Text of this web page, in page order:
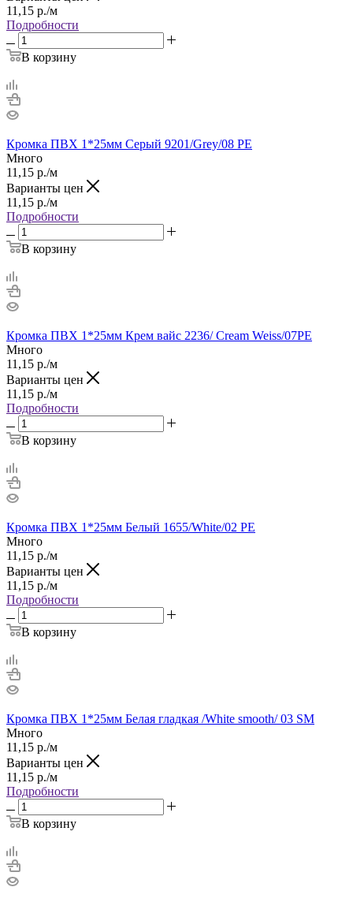
11,15 р./м
Подробности
В корзину
Кромка ПВХ 1*25мм Серый 9201/Grey/08 PE
Много
11,15 р./м
Варианты цен
11,15 р./м
Подробности
В корзину
Кромка ПВХ 1*25мм Крем вайс 2236/ Cream Weiss/07PE
Много
11,15 р./м
Варианты цен
11,15 р./м
Подробности
В корзину
Кромка ПВХ 1*25мм Белый 1655/White/02 PE
Много
11,15 р./м
Варианты цен
11,15 р./м
Подробности
В корзину
Кромка ПВХ 1*25мм Белая гладкая /White smooth/ 03 SM
Много
11,15 р./м
Варианты цен
11,15 р./м
Подробности
В корзину